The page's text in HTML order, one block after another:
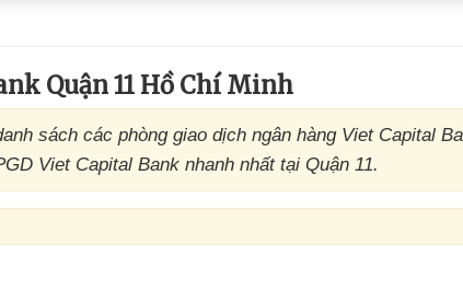
Quận 11 Hồ Chí Minh
sách các phòng giao dịch ngân hàng Viet Capital
Viet Capital Bank nhanh nhất tại Quận 11.